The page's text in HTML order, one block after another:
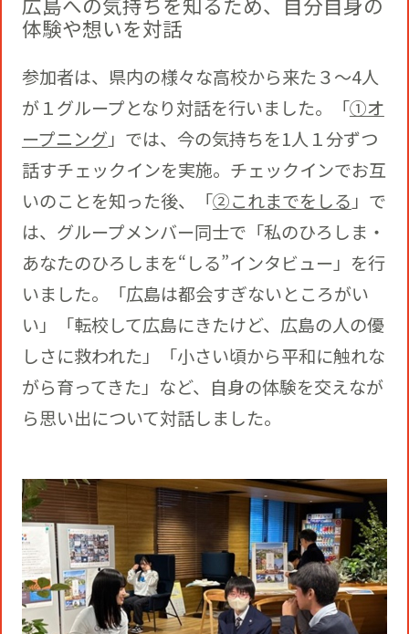
体験や想いを対話
参加者は、県内の様々な高校から来た３～4人
が１グループとなり対話を行いました。「①オ
ープニング」では、今の気持ちを1人１分ずつ
話すチェックインを実施。チェックインでお互
いのことを知った後、「②これまでをしる」で
は、グループメンバー同士で「私のひろしま・
あなたのひろしまを“しる”インタビュー」を行
いました。「広島は都会すぎないところがい
い」「転校して広島にきたけど、広島の人の優
しさに救われた」「小さい頃から平和に触れな
がら育ってきた」など、自身の体験を交えなが
ら思い出について対話しました。